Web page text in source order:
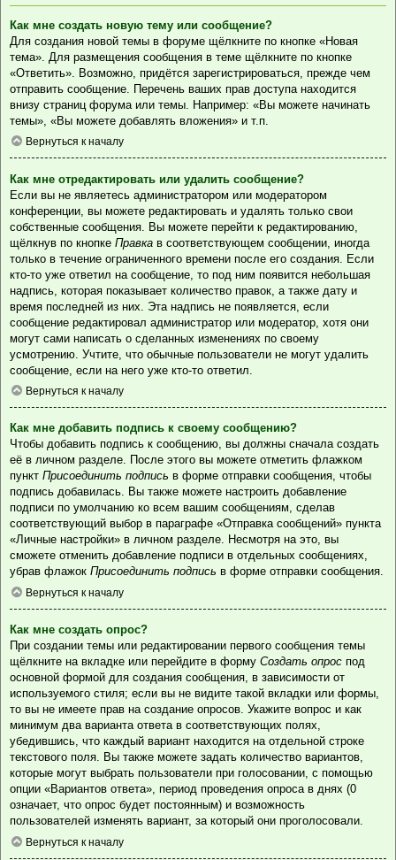
Как мне создать новую тему или сообщение?
Для создания новой темы в форуме щёлкните по кнопке «Новая
тема». Для размещения сообщения в теме щёлкните по кнопке
«Ответить». Возможно, придётся зарегистрироваться, прежде чем
отправить сообщение. Перечень ваших прав доступа находится
внизу страниц форума или темы. Например: «Вы можете начинать
темы», «Вы можете добавлять вложения» и т.п.
Вернуться к началу
Как мне отредактировать или удалить сообщение?
Если вы не являетесь администратором или модератором
конференции, вы можете редактировать и удалять только свои
собственные сообщения. Вы можете перейти к редактированию,
щёлкнув по кнопке Правка в соответствующем сообщении, иногда
только в течение ограниченного времени после его создания. Если
кто-то уже ответил на сообщение, то под ним появится небольшая
надпись, которая показывает количество правок, а также дату и
время последней из них. Эта надпись не появляется, если
сообщение редактировал администратор или модератор, хотя они
могут сами написать о сделанных изменениях по своему
усмотрению. Учтите, что обычные пользователи не могут удалить
сообщение, если на него уже кто-то ответил.
Вернуться к началу
Как мне добавить подпись к своему сообщению?
Чтобы добавить подпись к сообщению, вы должны сначала создать
её в личном разделе. После этого вы можете отметить флажком
пункт Присоединить подпись в форме отправки сообщения, чтобы
подпись добавилась. Вы также можете настроить добавление
подписи по умолчанию ко всем вашим сообщениям, сделав
соответствующий выбор в параграфе «Отправка сообщений» пункта
«Личные настройки» в личном разделе. Несмотря на это, вы
сможете отменить добавление подписи в отдельных сообщениях,
убрав флажок Присоединить подпись в форме отправки сообщения.
Вернуться к началу
Как мне создать опрос?
При создании темы или редактировании первого сообщения темы
щёлкните на вкладке или перейдите в форму Создать опрос под
основной формой для создания сообщения, в зависимости от
используемого стиля; если вы не видите такой вкладки или формы,
то вы не имеете прав на создание опросов. Укажите вопрос и как
минимум два варианта ответа в соответствующих полях,
убедившись, что каждый вариант находится на отдельной строке
текстового поля. Вы также можете задать количество вариантов,
которые могут выбрать пользователи при голосовании, с помощью
опции «Вариантов ответа», период проведения опроса в днях (0
означает, что опрос будет постоянным) и возможность
пользователей изменять вариант, за который они проголосовали.
Вернуться к началу